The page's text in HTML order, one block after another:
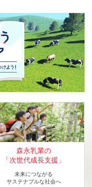
森永乳業の
「次世代成長支援」
未来につながる
サステナブルな社会へ